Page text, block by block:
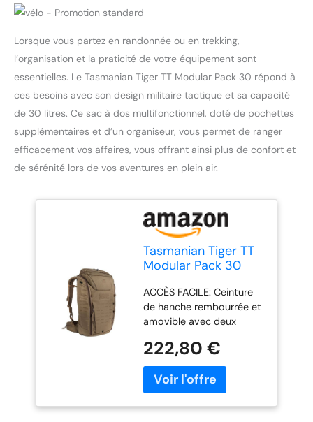
Lorsque vous partez en randonnée ou en trekking,
l’organisation et la praticité de votre équipement sont
essentielles. Le Tasmanian Tiger TT Modular Pack 30 répond à
ces besoins avec son design militaire tactique et sa capacité
de 30 litres. Ce sac à dos multifonctionnel, doté de pochettes
supplémentaires et d’un organiseur, vous permet de ranger
efficacement vos affaires, vous offrant ainsi plus de confort et
de sérénité lors de vos aventures en plein air.
Tasmanian Tiger TT
Modular Pack 30
randonnée Militaire
Tactique pour le
Trekking et Camping
avec un Volume de
30 litres y compris
l'organiseur
Pochettes
supplémentaires
pour plus d'ordre
ACCÈS FACILE: Ceinture
de hanche rembourrée et
amovible avec deux
pour ranger votre EDC et
votre petit matériel prêt
à l'emploi FLEXIBLE :
plaque dorsale
rembourrée et
222,80 €